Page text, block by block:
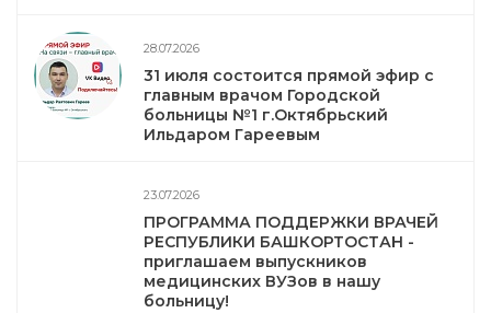
28.07.2026
31 июля состоится прямой эфир с
главным врачом Городской
больницы №1 г.Октябрьский
Ильдаром Гареевым
23.07.2026
ПРОГРАММА ПОДДЕРЖКИ ВРАЧЕЙ
РЕСПУБЛИКИ БАШКОРТОСТАН -
приглашаем выпускников
медицинских ВУЗов в нашу
больницу!